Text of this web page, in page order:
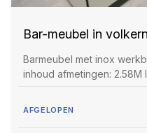
Bar-meubel in
Barmeubel met inox
inhoud afmetingen: 2.58M
AFGELOPEN